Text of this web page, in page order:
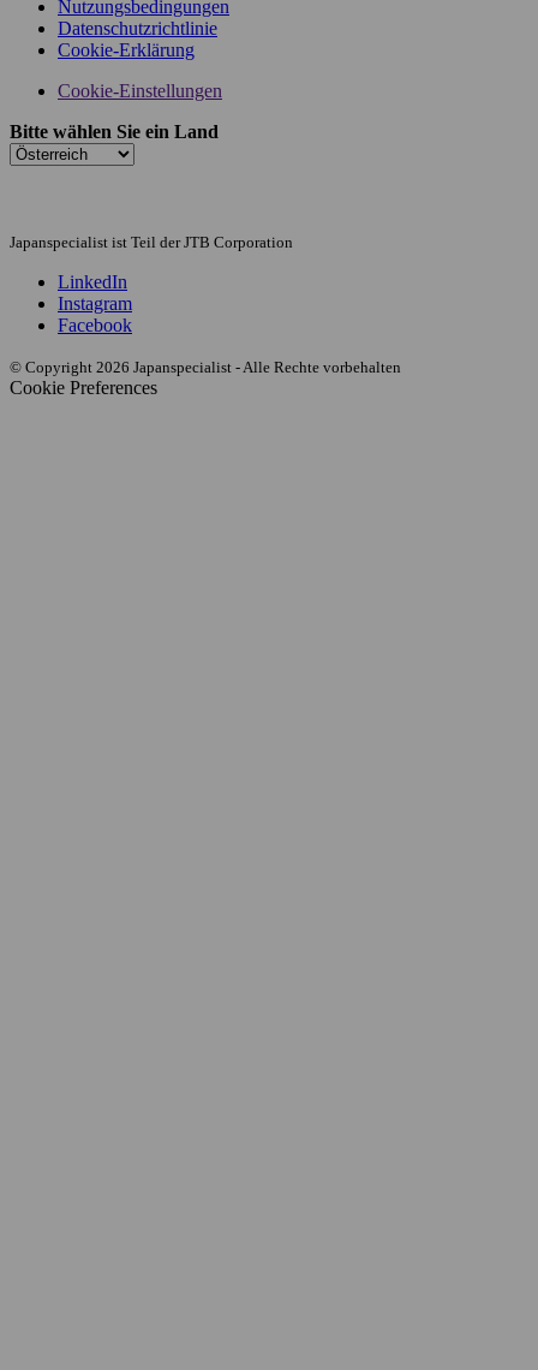
Nutzungsbedingungen
Datenschutzrichtlinie
Cookie-Erklärung
Cookie-Einstellungen
Bitte wählen Sie ein Land
Japanspecialist ist Teil der JTB Corporation
LinkedIn
Instagram
Facebook
© Copyright 2026 Japanspecialist - Alle Rechte vorbehalten
Cookie Preferences